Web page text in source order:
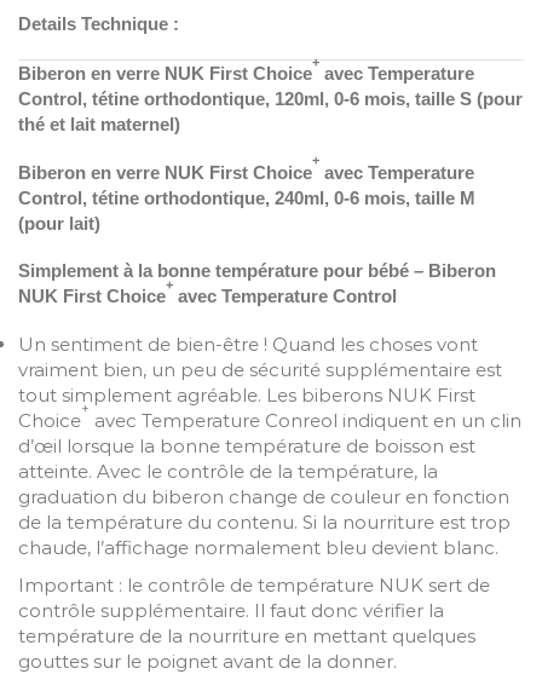
Details Technique :
Biberon en verre NUK First Choice
+
avec Temperature
Control, tétine orthodontique, 120ml, 0-6 mois, taille S (pour
thé et lait maternel)
Biberon en verre NUK First Choice
+
avec Temperature
Control, tétine orthodontique, 240ml, 0-6 mois, taille M
(pour lait)
Simplement à la bonne température pour bébé – Biberon
NUK First Choice
+
avec Temperature Control
Un sentiment de bien-être ! Quand les choses vont
vraiment bien, un peu de sécurité supplémentaire est
tout simplement agréable. Les biberons NUK First
Choice
+
avec Temperature Conreol indiquent en un clin
d’œil lorsque la bonne température de boisson est
atteinte. Avec le contrôle de la température, la
graduation du biberon change de couleur en fonction
de la température du contenu. Si la nourriture est trop
chaude, l’affichage normalement bleu devient blanc.
Important : le contrôle de température NUK sert de
contrôle supplémentaire. Il faut donc vérifier la
température de la nourriture en mettant quelques
gouttes sur le poignet avant de la donner.